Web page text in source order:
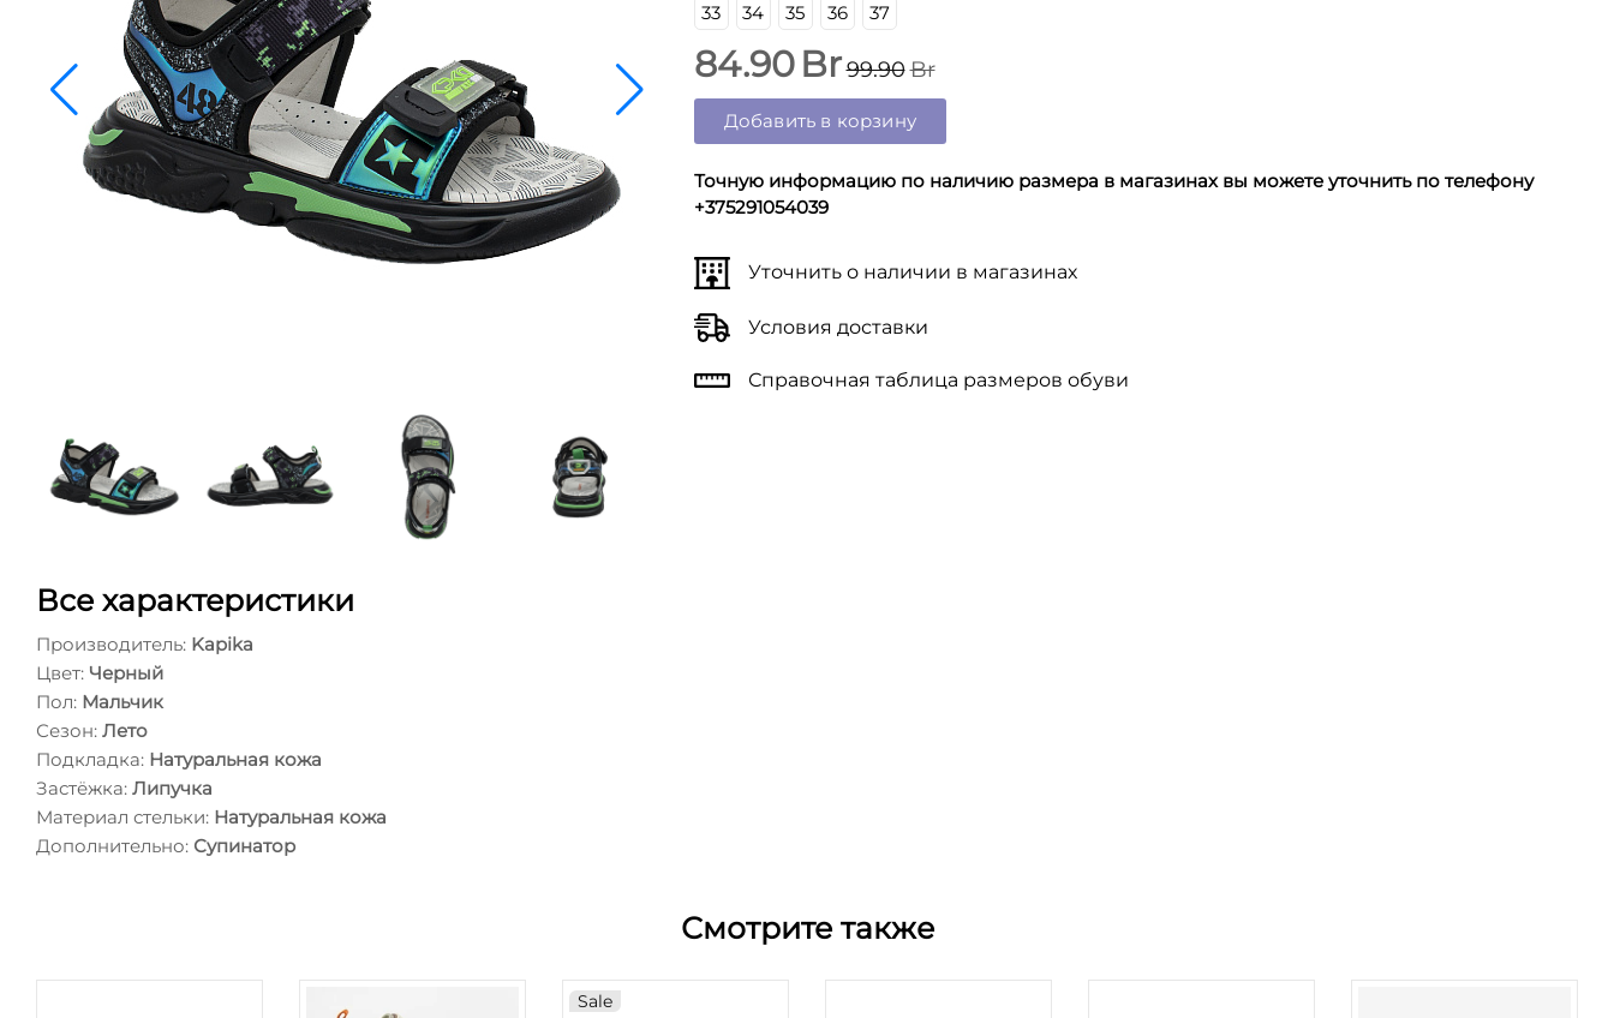
33
34 35 36 37
84.90 Br99.90Br
Добавить в корзину
Точную информацию по наличию размера в магазинах вы можете уточнить по телефону
+375291054039
Уточнить о наличии в магазинах
Условия доставки
Справочная таблица размеров обуви
Все характеристики
Производитель: Kapika
Цвет: Черный
Пол: Мальчик
Сезон: Лето
Подкладка: Натуральная кожа
Застёжка: Липучка
Материал стельки: Натуральная кожа
Дополнительно: Супинатор
Смотрите также
Sale